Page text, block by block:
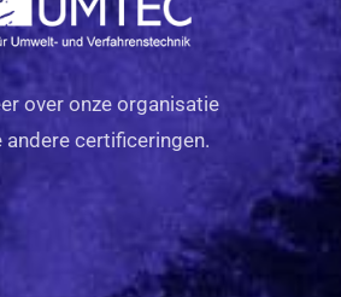
over onze organisatie
andere certificeringen.